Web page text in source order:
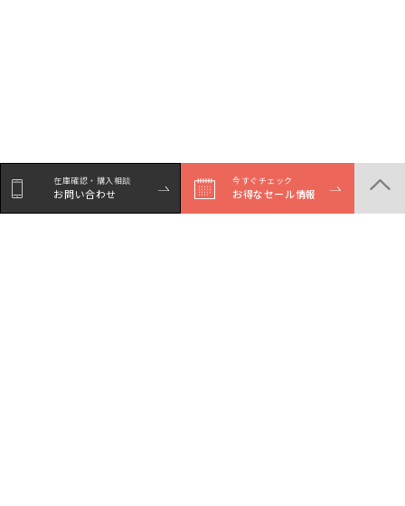
在庫確認・購入相談
お問い合わせ
今すぐチェック
お得なセール情報